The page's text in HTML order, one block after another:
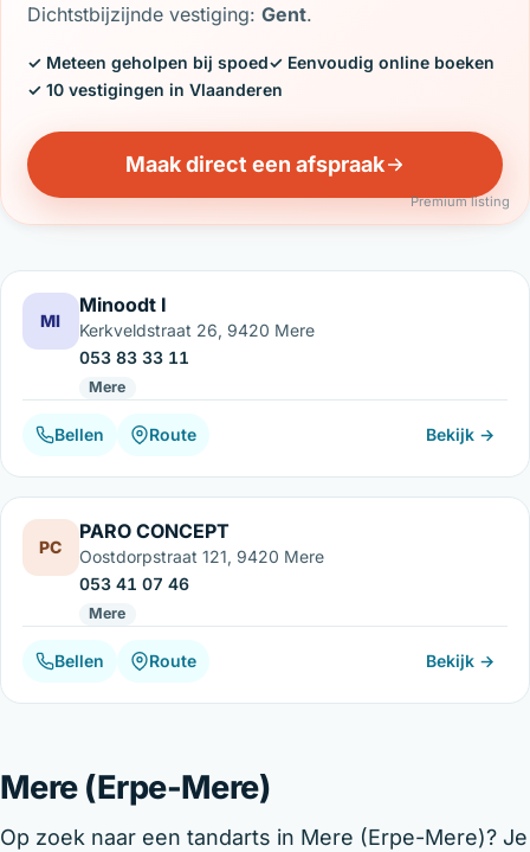
Dichtstbijzijnde vestiging:Gent.
✓ Meteen geholpen bij spoed✓ Eenvoudig online boeken
✓ 10 vestigingen in Vlaanderen
Maak direct een afspraak
Premium listing
MI
Minoodt I
Kerkveldstraat 26, 9420 Mere
053 83 33 11
Mere
Bellen Route Bekijk →
PC
PARO CONCEPT
Oostdorpstraat 121, 9420 Mere
053 41 07 46
Mere
Bellen Route Bekijk →
Mere (Erpe-Mere)
Op zoek naar een tandarts in Mere (Erpe-Mere)? Je